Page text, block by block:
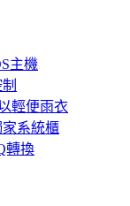
主機
輕便雨衣
系統櫃
轉換